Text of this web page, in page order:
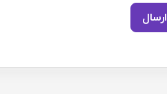
ارسال